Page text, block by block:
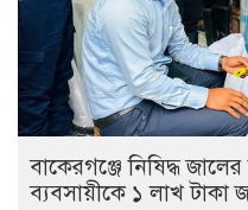
বাকেরগঞ্জে নিষিদ্ধ
ব্যবসায়ীকে ১ লাখ টাকা